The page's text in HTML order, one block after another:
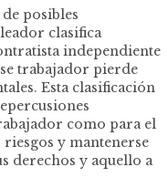
posibles
clasifica
independiente
trabajador pierde
Esta clasificación
como para el
riesgos y mantenerse
derechos y aquello a